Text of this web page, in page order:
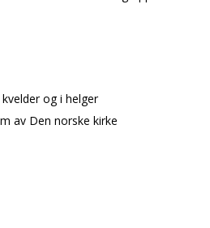
og i helger
av Den norske kirke